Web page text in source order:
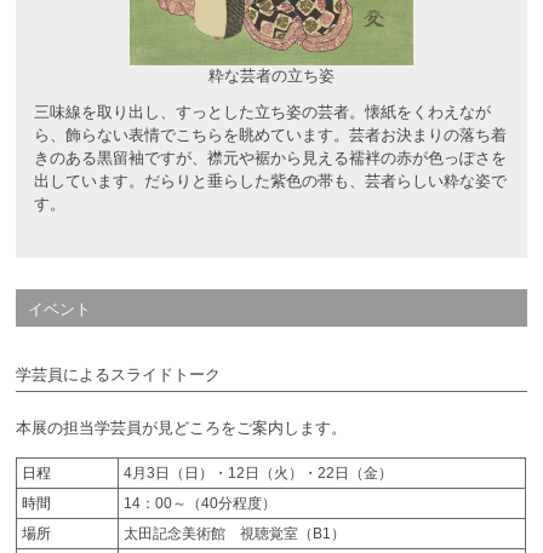
粋な芸者の立ち姿
三味線を取り出し、すっとした立ち姿の芸者。懐紙をくわえなが
ら、飾らない表情でこちらを眺めています。芸者お決まりの落ち着
きのある黒留袖ですが、襟元や裾から見える襦袢の赤が色っぽさを
出しています。だらりと垂らした紫色の帯も、芸者らしい粋な姿で
す。
イベント
学芸員によるスライドトーク
本展の担当学芸員が見どころをご案内します。
日程
4月3日（日）・12日（火）・22日（金）
時間
14：00～（40分程度）
場所
太田記念美術館 視聴覚室（B1）